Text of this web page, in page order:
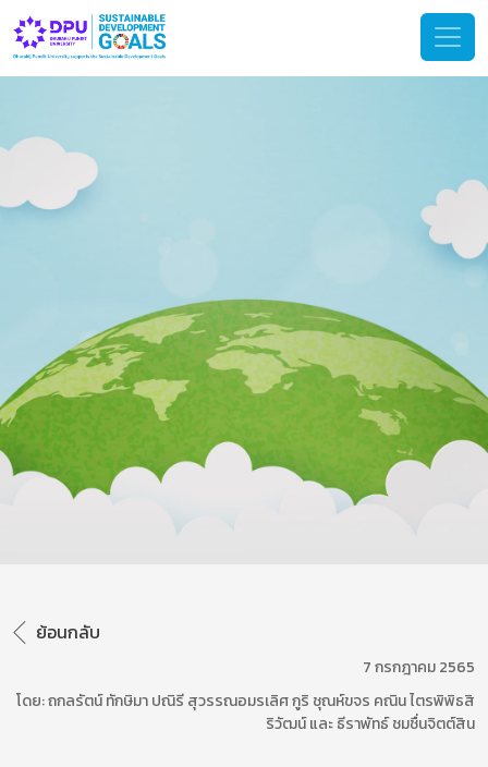
ย้อนกลับ
7 กรกฎาคม 2565
โดย: ถกลรัตน์ ทักษิมา ปณิรี สุวรรณอมรเลิศ กูริ ชุณห์ขจร คณิน ไตรพิพิธสิ
ริวัฒน์ และ ธีราพัทธ์ ชมชื่นจิตต์สิน